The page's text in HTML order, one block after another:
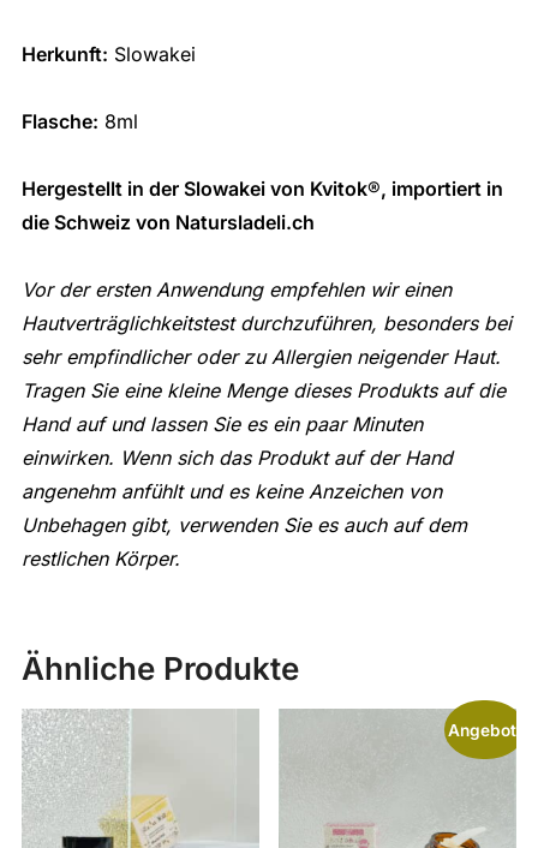
Herkunft: Slowakei
Flasche: 8ml
Hergestellt in der Slowakei von Kvitok®, importiert in
die Schweiz von Natursladeli.ch
Vor der ersten Anwendung empfehlen wir einen
Hautverträglichkeitstest durchzuführen, besonders bei
sehr empfindlicher oder zu Allergien neigender Haut.
Tragen Sie eine kleine Menge dieses Produkts auf die
Hand auf und lassen Sie es ein paar Minuten
einwirken. Wenn sich das Produkt auf der Hand
angenehm anfühlt und es keine Anzeichen von
Unbehagen gibt, verwenden Sie es auch auf dem
restlichen Körper.
Ähnliche Produkte
Angebot!